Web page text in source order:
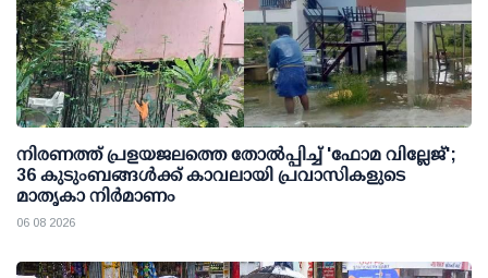
നിരണത്ത് പ്രളയജലത്തെ തോല്‍പ്പിച്ച് 'ഫോമ വില്ലേജ്';
36 കുടുംബങ്ങള്‍ക്ക് കാവലായി പ്രവാസികളുടെ
മാതൃകാ നിര്‍മാണം
06 08 2026